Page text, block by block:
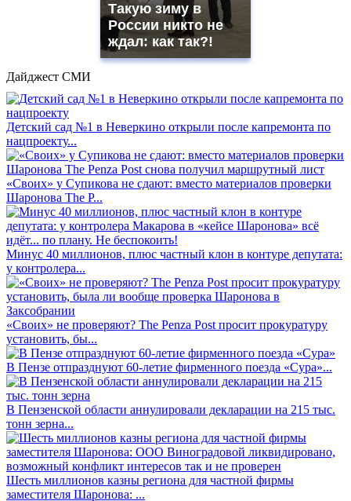
Такую зиму в
России никто не
ждал: как так?!
Дайджест СМИ
Детский сад №1 в Неверкино открыли после капремонта по
нацпроекту...
«Своих» у Супикова не сдают: вместо материалов проверки
Шаронова The P...
Минус 40 миллионов, плюс частный клон в контуре депутата:
у контролера...
«Своих» не проверяют? The Penza Post просит прокуратуру
установить, бы...
В Пензе отпразднуют 60-летие фирменного поезда «Сура»...
В Пензенской области аннулировали декларации на 215 тыс.
тонн зерна...
Шесть миллионов казны региона для частной фирмы
заместителя Шаронова: ...